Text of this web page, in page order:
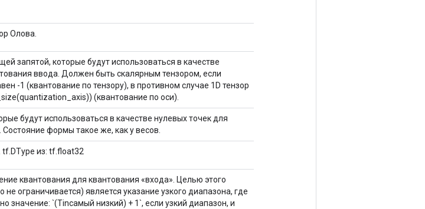
Олова.
запятой, которые будут использоваться в качестве
ввода. Должен быть скалярным тензором, если
-1 (квантование по тензору), в противном случае 1D тензор
(квантование по оси).
будут использоваться в качестве нулевых точек для
Состояние формы такое же, как у весов.
из: tf.float32
квантования для квантования «входа». Целью этого
не ограничивается) является указание узкого диапазона, где
значение: `(Tinсамый низкий) + 1`, если узкий диапазон, и